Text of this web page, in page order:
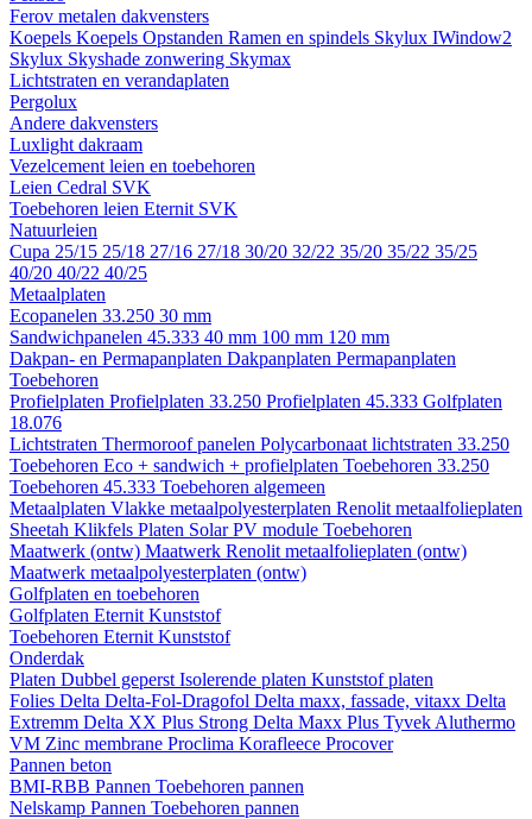
Ferov metalen dakvensters
Koepels Koepels Opstanden Ramen en spindels Skylux IWindow2
Skylux Skyshade zonwering Skymax
Lichtstraten en verandaplaten
Pergolux
Andere dakvensters
Luxlight dakraam
Vezelcement leien en toebehoren
Leien Cedral SVK
Toebehoren leien Eternit SVK
Natuurleien
Cupa 25/15 25/18 27/16 27/18 30/20 32/22 35/20 35/22 35/25
40/20 40/22 40/25
Metaalplaten
Ecopanelen 33.250 30 mm
Sandwichpanelen 45.333 40 mm 100 mm 120 mm
Dakpan- en Permapanplaten Dakpanplaten Permapanplaten
Toebehoren
Profielplaten Profielplaten 33.250 Profielplaten 45.333 Golfplaten
18.076
Lichtstraten Thermoroof panelen Polycarbonaat lichtstraten 33.250
Toebehoren Eco + sandwich + profielplaten Toebehoren 33.250
Toebehoren 45.333 Toebehoren algemeen
Metaalplaten Vlakke metaalpolyesterplaten Renolit metaalfolieplaten
Sheetah Klikfels Platen Solar PV module Toebehoren
Maatwerk (ontw) Maatwerk Renolit metaalfolieplaten (ontw)
Maatwerk metaalpolyesterplaten (ontw)
Golfplaten en toebehoren
Golfplaten Eternit Kunststof
Toebehoren Eternit Kunststof
Onderdak
Platen Dubbel geperst Isolerende platen Kunststof platen
Folies Delta Delta-Fol-Dragofol Delta maxx, fassade, vitaxx Delta
Extremm Delta XX Plus Strong Delta Maxx Plus Tyvek Aluthermo
VM Zinc membrane Proclima Korafleece Procover
Pannen beton
BMI-RBB Pannen Toebehoren pannen
Nelskamp Pannen Toebehoren pannen